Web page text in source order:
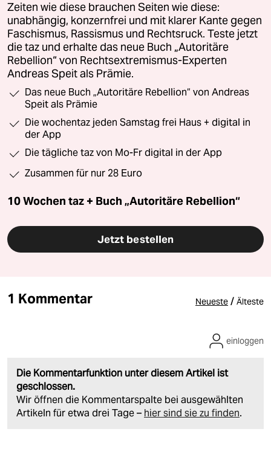
Zeiten wie diese brauchen Seiten wie diese:
unabhängig, konzernfrei und mit klarer Kante gegen
Faschismus, Rassismus und Rechtsruck. Teste jetzt
die taz und erhalte das neue Buch „Autoritäre
Rebellion“ von Rechtsextremismus-Experten
Andreas Speit als Prämie.
Das neue Buch „Autoritäre Rebellion“ von Andreas
Speit als Prämie
Die wochentaz jeden Samstag frei Haus + digital in
der App
Die tägliche taz von Mo-Fr digital in der App
Zusammen für nur 28 Euro
10 Wochen taz + Buch „Autoritäre Rebellion“
Jetzt bestellen
1 Kommentar Neueste / Älteste
Die Kommentarfunktion unter diesem Artikel ist
geschlossen.
Wir öffnen die Kommentarspalte bei ausgewählten
Artikeln für etwa drei Tage – hier sind sie zu finden.
einloggen